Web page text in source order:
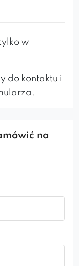
tkanin i
krzesło
Idealnie
restauracji
w
do kontaktu i
na